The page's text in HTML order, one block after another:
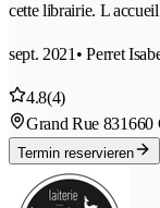
cette librairie. L
sept. 2021 • Perret
4.8(4)
Grand Rue 831660
Termin reservieren